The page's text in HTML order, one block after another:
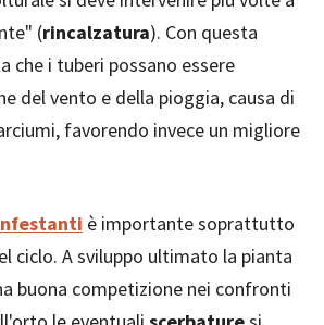
(rincalzatura). Con questa
che i tuberi possano essere
del vento e della pioggia, causa di
favorendo invece un migliore
è importante soprattutto
ciclo. A sviluppo ultimato la pianta
buona competizione nei confronti